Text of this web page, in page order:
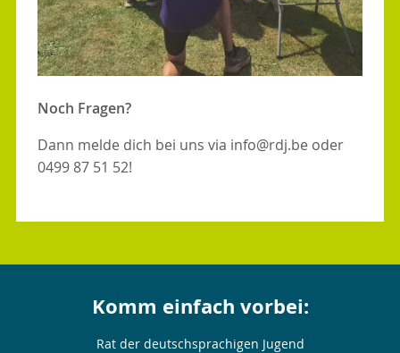
Noch Fragen?
Dann melde dich bei uns via info@rdj.be oder
0499 87 51 52!
Komm einfach vorbei:
Rat der deutschsprachigen Jugend